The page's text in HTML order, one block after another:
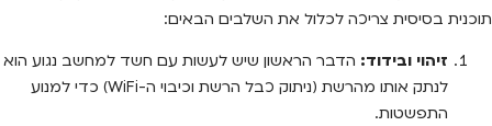
תוכנית בסיסית צריכה לכלול את השלבים הבאים:
זיהוי ובידוד: הדבר הראשון שיש לעשות עם חשד למחשב נגוע הוא
לנתק אותו מהרשת (ניתוק כבל הרשת וכיבוי ה-WiFi) כדי למנוע
התפשטות.